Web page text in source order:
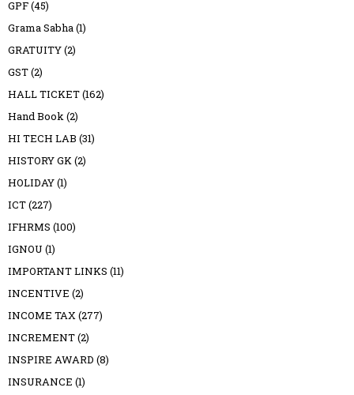
GPF(45)
Grama Sabha(1)
GRATUITY(2)
GST(2)
HALL TICKET(162)
Hand Book(2)
HI TECH LAB (31)
HISTORY GK(2)
HOLIDAY(1)
ICT(227)
IFHRMS (100)
IGNOU (1)
IMPORTANT LINKS (11)
INCENTIVE (2)
INCOME TAX(277)
INCREMENT(2)
INSPIRE AWARD (8)
INSURANCE (1)